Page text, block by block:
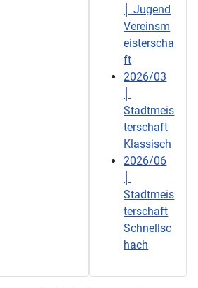
│ Jugend
Vereinsm
eisterscha
ft
2026/03
Stadtmeis
terschaft
Klassisch
2026/06
Stadtmeis
terschaft
Schnellsc
hach